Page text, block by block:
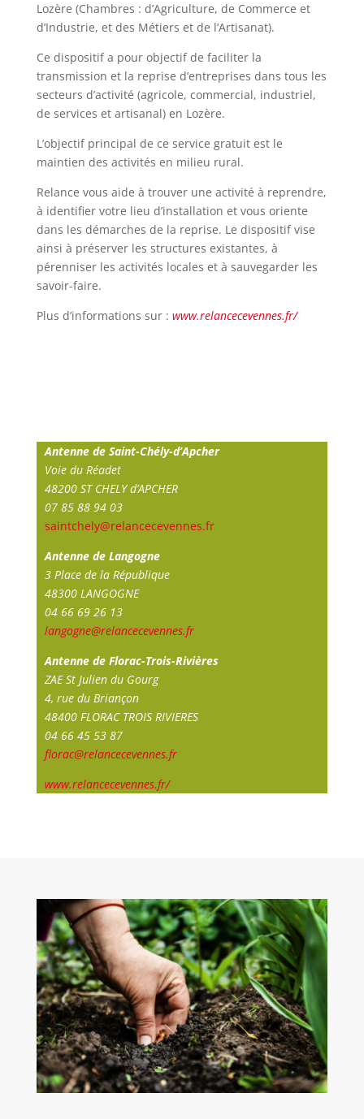
Lozère (Chambres : d’Agriculture, de Commerce et
d’Industrie, et des Métiers et de l’Artisanat).
Ce dispositif a pour objectif de faciliter la
transmission et la reprise d’entreprises dans tous les
secteurs d’activité (agricole, commercial, industriel,
de services et artisanal) en Lozère.
L’objectif principal de ce service gratuit est le
maintien des activités en milieu rural.
Relance vous aide à trouver une activité à reprendre,
à identifier votre lieu d’installation et vous oriente
dans les démarches de la reprise. Le dispositif vise
ainsi à préserver les structures existantes, à
pérenniser les activités locales et à sauvegarder les
savoir-faire.
Plus d’informations sur : www.relancecevennes.fr/
Antenne de Saint-Chély-d’Apcher
Voie du Réadet
48200 ST CHELY d’APCHER
07 85 88 94 03
saintchely@relancecevennes.fr
Antenne de Langogne
3 Place de la République
48300 LANGOGNE
04 66 69 26 13
langogne@relancecevennes.fr
Antenne de Florac-Trois-Rivières
ZAE St Julien du Gourg
4, rue du Briançon
48400 FLORAC TROIS RIVIERES
04 66 45 53 87
florac@relancecevennes.fr
www.relancecevennes.fr/